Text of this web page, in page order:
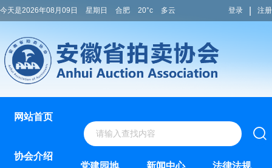
今天是2026年08月09日 星期日 合肥 20°c 多云 登录 注册
网站首页
协会介绍
党建园地
新闻中心 法律法规